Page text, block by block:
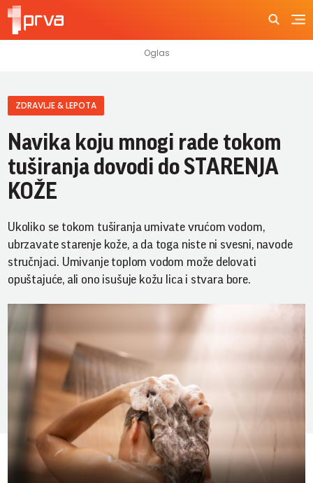
ZDRAVLJE & LEPOTA
Navika koju mnogi rade tokom
tuširanja dovodi do STARENJA
KOŽE
Ukoliko se tokom tuširanja umivate vrućom vodom,
ubrzavate starenje kože, a da toga niste ni svesni, navode
stručnjaci. Umivanje toplom vodom može delovati
opuštajuće, ali ono isušuje kožu lica i stvara bore.